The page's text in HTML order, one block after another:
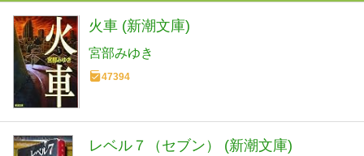
火車 (新潮文庫)
宮部みゆき
47394
レベル７（セブン） (新潮文庫)